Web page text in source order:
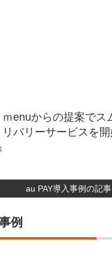
ｍenuからの提案でス
リバリーサービスを
を後押しする「デリ
au PAY導入事例の記
例